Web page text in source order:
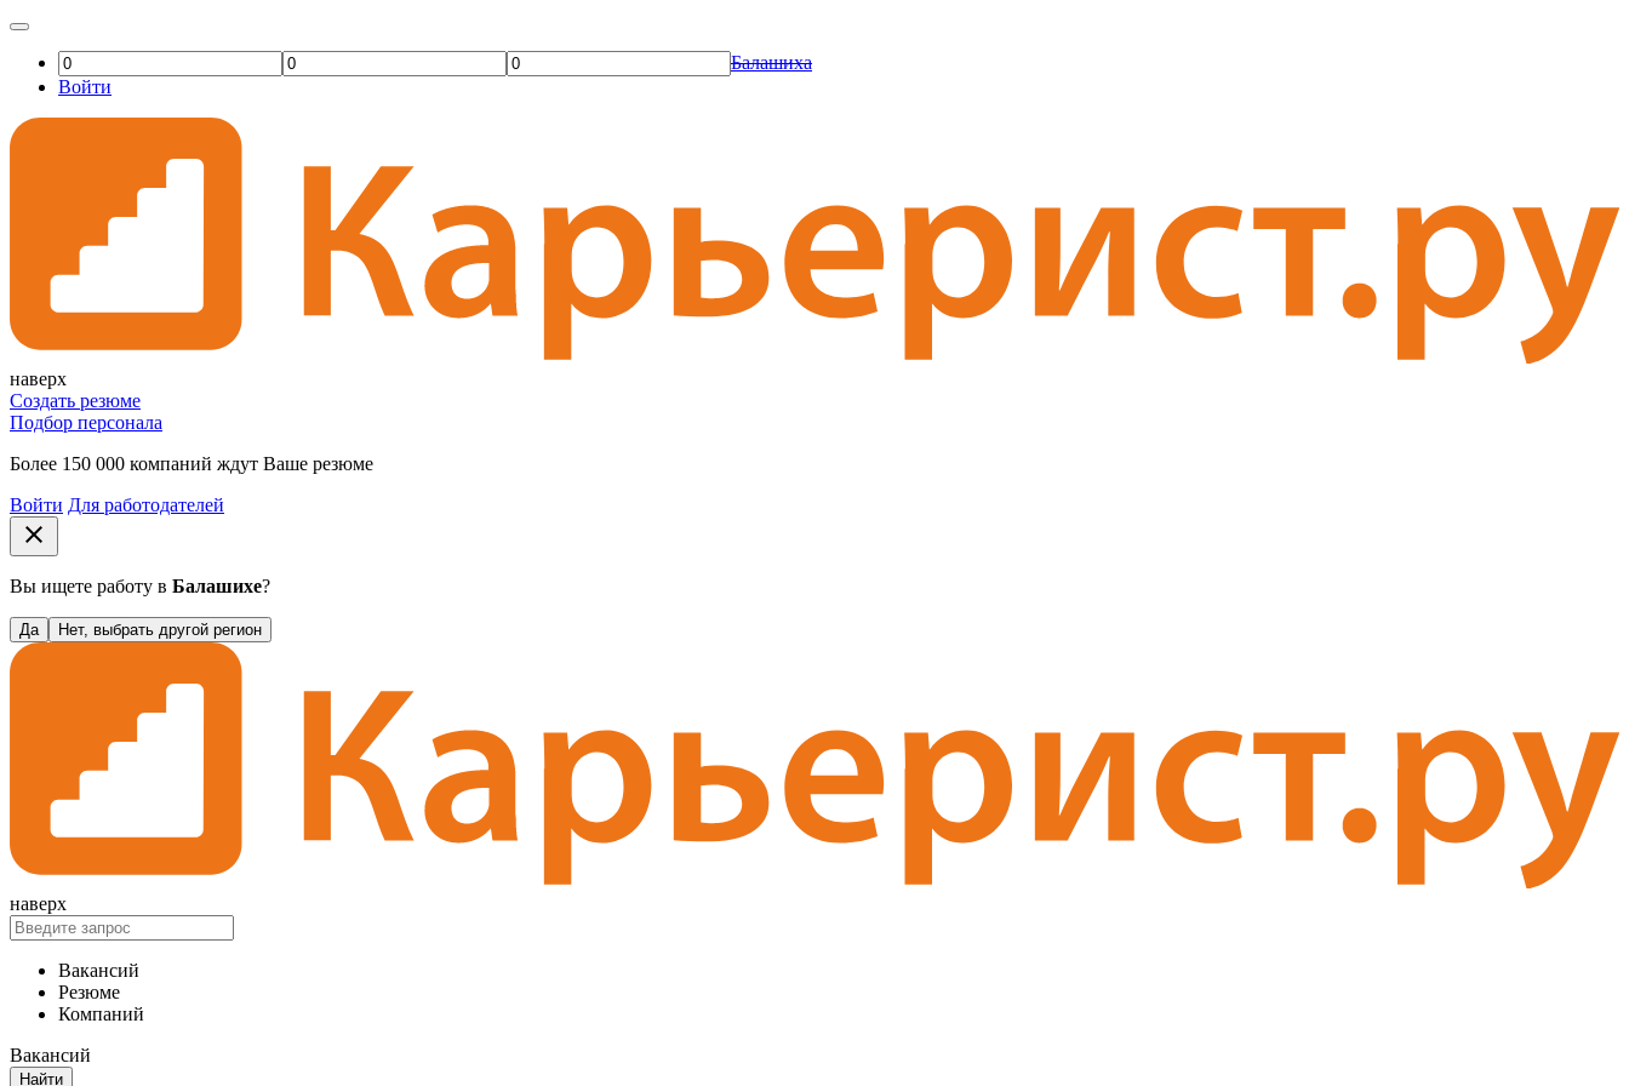
Балашиха
Войти
наверх
Создать резюме
Подбор персонала
Более 150 000 компаний ждут Ваше резюме
Войти Для работодателей
close
Вы ищете работу в Балашихе?
Да Нет, выбрать другой регион
наверх
Вакансий
Резюме
Компаний
Вакансий
Найти